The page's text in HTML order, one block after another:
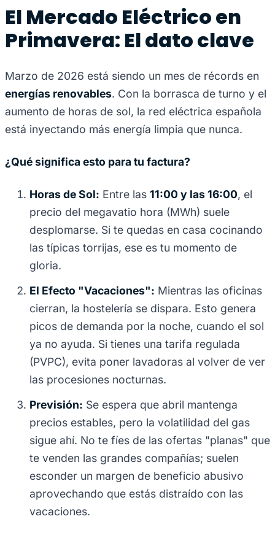
El Mercado Eléctrico en
Primavera: El dato clave
Marzo de 2026 está siendo un mes de récords en
energías renovables. Con la borrasca de turno y el
aumento de horas de sol, la red eléctrica española
está inyectando más energía limpia que nunca.
¿Qué significa esto para tu factura?
Horas de Sol: Entre las 11:00 y las 16:00, el
precio del megavatio hora (MWh) suele
desplomarse. Si te quedas en casa cocinando
las típicas torrijas, ese es tu momento de
gloria.
El Efecto "Vacaciones": Mientras las oficinas
cierran, la hostelería se dispara. Esto genera
picos de demanda por la noche, cuando el sol
ya no ayuda. Si tienes una tarifa regulada
(PVPC), evita poner lavadoras al volver de ver
las procesiones nocturnas.
Previsión: Se espera que abril mantenga
precios estables, pero la volatilidad del gas
sigue ahí. No te fíes de las ofertas "planas" que
te venden las grandes compañías; suelen
esconder un margen de beneficio abusivo
aprovechando que estás distraído con las
vacaciones.